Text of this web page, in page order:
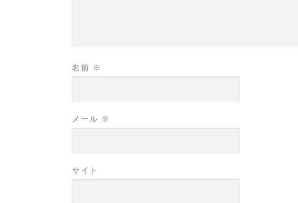
名前 ※
メール ※
サイト